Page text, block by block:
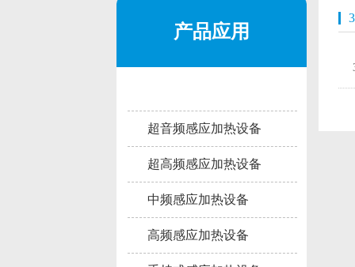
产品应用
超音频感应加热设备
超高频感应加热设备
中频感应加热设备
高频感应加热设备